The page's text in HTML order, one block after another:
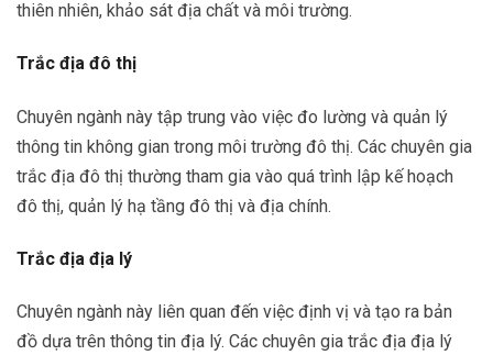
thiên nhiên, khảo sát địa chất và môi trường.
Trắc địa đô thị
Chuyên ngành này tập trung vào việc đo lường và quản lý
thông tin không gian trong môi trường đô thị. Các chuyên gia
trắc địa đô thị thường tham gia vào quá trình lập kế hoạch
đô thị, quản lý hạ tầng đô thị và địa chính.
Trắc địa địa lý
Chuyên ngành này liên quan đến việc định vị và tạo ra bản
đồ dựa trên thông tin địa lý. Các chuyên gia trắc địa địa lý